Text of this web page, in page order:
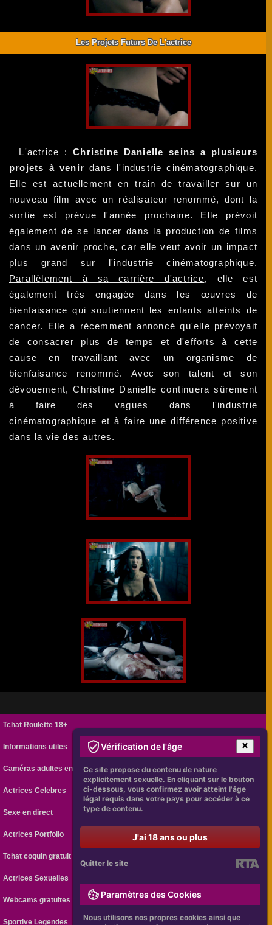
Les Projets Futurs De L'actrice
L'actrice :
Christine Danielle seins a plusieurs
projets à venir dans l'industrie cinématographique.
Elle est actuellement en train de travailler sur un
nouveau film avec un réalisateur renommé, dont la
sortie est prévue l'année prochaine. Elle prévoit
également de se lancer dans la production de films
dans un avenir proche, car elle veut avoir un impact
plus grand sur l'industrie cinématographique.
Parallèlement à sa carrière d'actrice, elle est
également très engagée dans les œuvres de
bienfaisance qui soutiennent les enfants atteints de
cancer. Elle a récemment annoncé qu'elle prévoyait
de consacrer plus de temps et d'efforts à cette
cause en travaillant avec un organisme de
bienfaisance renommé. Avec son talent et son
dévouement, Christine Danielle continuera sûrement
à faire des vagues dans l'industrie
cinématographique et à faire une différence positive
dans la vie des autres.
Tchat Roulette 18+
Informations utiles
Caméras adultes en ligne
Actrices Celebres
Sexe en direct
Actrices Portfolio
Tchat coquin gratuit
Actrices Sexuelles
Webcams gratuites
Sportive Legendes
Vérification de l'âge
Ce site propose du contenu de nature
explicitement sexuelle. En cliquant sur le bouton
ci-dessous, vous confirmez avoir atteint l'âge
légal requis dans votre pays pour accéder à ce
type de contenu.
J'ai 18 ans ou plus
Quitter le site
Paramètres des Cookies
Nous utilisons nos propres cookies ainsi que